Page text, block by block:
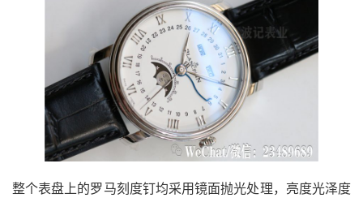
整个表盘上的罗马刻度钉均采用镜面抛光处理，亮度光泽度